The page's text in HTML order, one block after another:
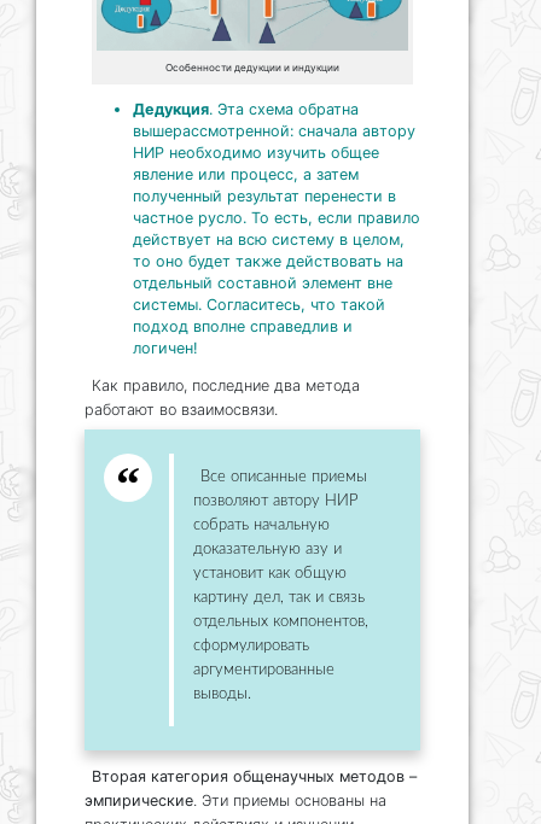
Особенности дедукции и индукции
Дедукция. Эта схема обратна
вышерассмотренной: сначала автору
НИР необходимо изучить общее
явление или процесс, а затем
полученный результат перенести в
частное русло. То есть, если правило
действует на всю систему в целом,
то оно будет также действовать на
отдельный составной элемент вне
системы. Согласитесь, что такой
подход вполне справедлив и
логичен!
Как правило, последние два метода
работают во взаимосвязи.
Все описанные приемы
позволяют автору НИР
собрать начальную
доказательную азу и
установит как общую
картину дел, так и связь
отдельных компонентов,
сформулировать
аргументированные
выводы.
Вторая категория общенаучных методов –
эмпирические. Эти приемы основаны на